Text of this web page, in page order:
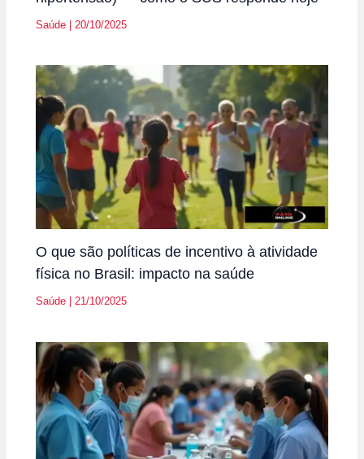
Saúde | 20/10/2025
O que são políticas de incentivo à atividade
física no Brasil: impacto na saúde
Saúde |21/10/2025